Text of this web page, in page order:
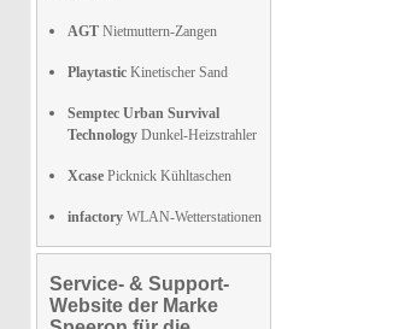
AGT Nietmuttern-Zangen
Playtastic Kinetischer Sand
Semptec Urban Survival
Technology Dunkel-Heizstrahler
Xcase Picknick Kühltaschen
infactory WLAN-Wetterstationen
Service- & Support-
Website der Marke